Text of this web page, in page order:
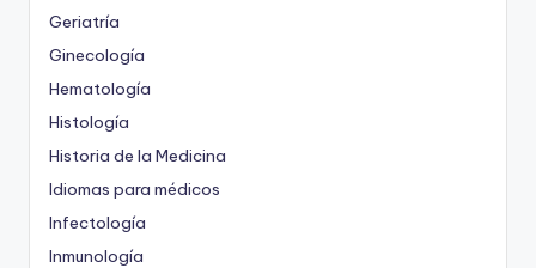
Geriatría
Ginecología
Hematología
Histología
Historia de la Medicina
Idiomas para médicos
Infectología
Inmunología